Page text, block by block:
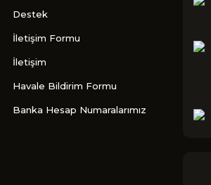
Destek
İletişim Formu
İletişim
Havale Bildirim Formu
Banka Hesap Numaralarımız